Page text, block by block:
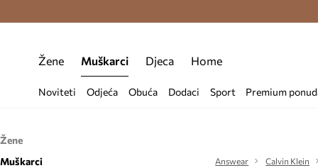
Besplatna
Žene Muškarci Djeca Home
Noviteti Odjeća Obuća Dodaci Sport Premium
Žene
Odjeća
Muškarci
Answear Calvin Klein